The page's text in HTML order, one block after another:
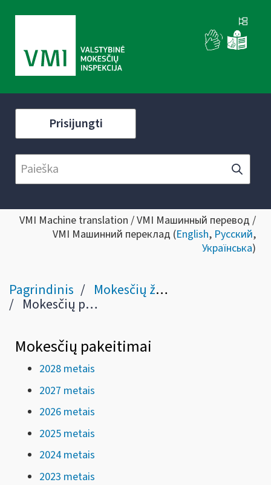
Prisijungti
VMI Machine translation / VMI Машинный перевод /
VMI Машинний переклад (English, Русский,
Українська)
Pagrindinis Mokesčių žinynas
Mokesčių pakeitimai
Mokesčių pakeitimai
2028 metais
2027 metais
2026 metais
2025 metais
2024 metais
2023 metais